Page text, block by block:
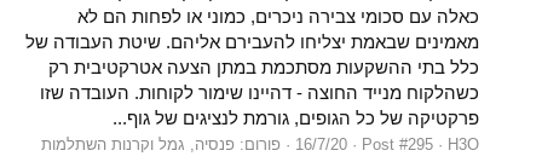
כאלה עם סכומי צבירה ניכרים, כמוני או לפחות הם לא
מאמינים שבאמת יצליחו להעבירם אליהם. שיטת העבודה של
כלל בתי ההשקעות מסתכמת במתן הצעה אטרקטיבית רק
כשהלקוח מנייד החוצה - דהיינו שימור לקוחות. העובדה שזו
פרקטיקה של כל הגופים, גורמת לנציגים של גוף...
H3O
Post #295
16/7/20 פורום: פנסיה, גמל וקרנות השתלמות